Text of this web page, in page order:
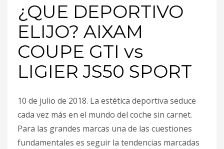
¿QUE DEPORTIVO
ELIJO? AIXAM
COUPE GTI vs
LIGIER JS50 SPORT
10 de julio de 2018. La estética deportiva seduce
cada vez más en el mundo del coche sin carnet.
Para las grandes marcas una de las cuestiones
fundamentales es seguir la tendencias marcadas